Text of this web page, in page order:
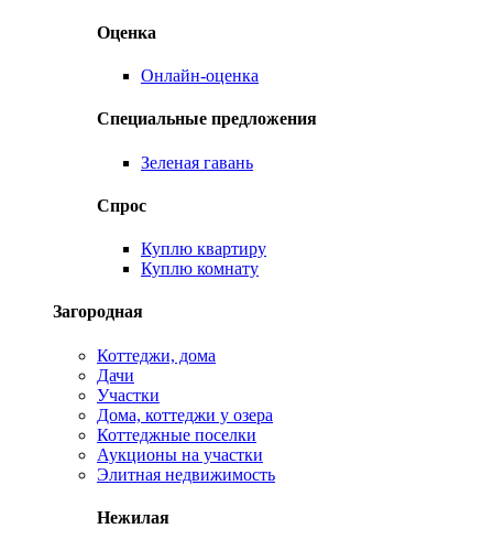
Оценка
Онлайн-оценка
Специальные предложения
Зеленая гавань
Спрос
Куплю квартиру
Куплю комнату
Загородная
Коттеджи, дома
Дачи
Участки
Дома, коттеджи у озера
Коттеджные поселки
Аукционы на участки
Элитная недвижимость
Нежилая